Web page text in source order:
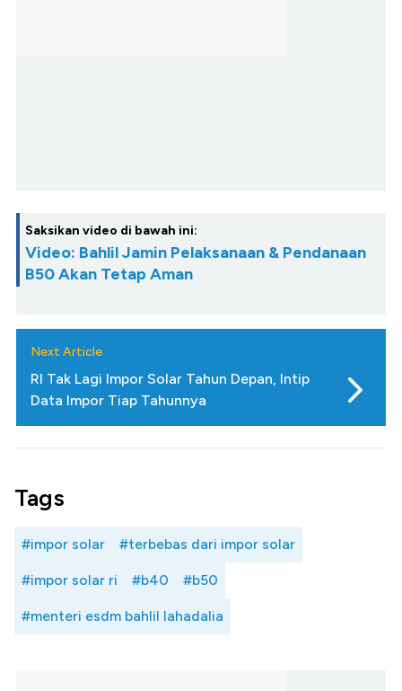
Saksikan video di bawah ini:
Video: Bahlil Jamin Pelaksanaan & Pendanaan
B50 Akan Tetap Aman
Next Article
RI Tak Lagi Impor Solar Tahun Depan, Intip
Data Impor Tiap Tahunnya
Tags
#impor solar #terbebas dari impor solar
#impor solar ri #b40 #b50
#menteri esdm bahlil lahadalia